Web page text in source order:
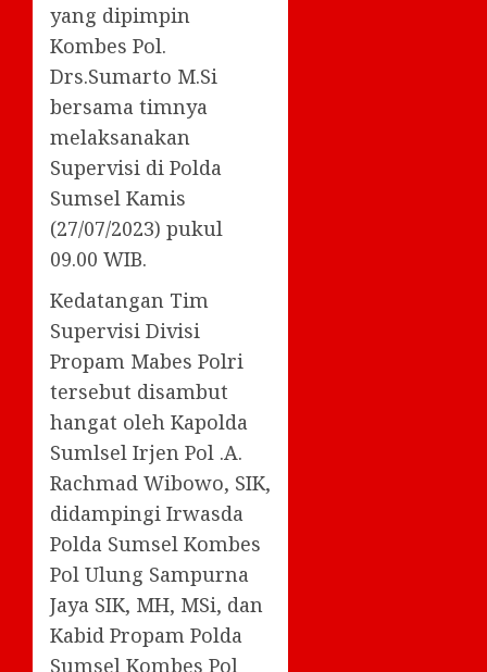
yang dipimpin
Kombes Pol.
Drs.Sumarto M.Si
bersama timnya
melaksanakan
Supervisi di Polda
Sumsel Kamis
(27/07/2023) pukul
09.00 WIB.
Kedatangan Tim
Supervisi Divisi
Propam Mabes Polri
tersebut disambut
hangat oleh Kapolda
Sumlsel Irjen Pol .A.
Rachmad Wibowo, SIK,
didampingi Irwasda
Polda Sumsel Kombes
Pol Ulung Sampurna
Jaya SIK, MH, MSi, dan
Kabid Propam Polda
Sumsel Kombes Pol